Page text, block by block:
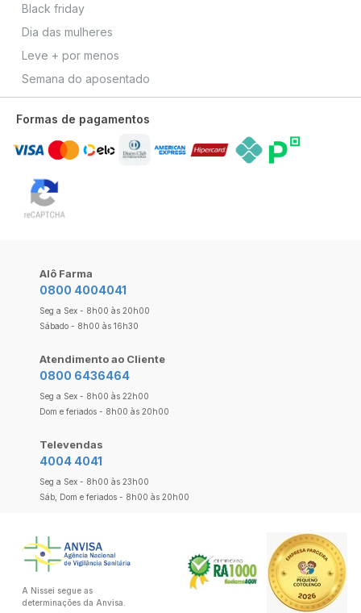
Black friday
Dia das mulheres
Leve + por menos
Semana do aposentado
Formas de pagamentos
Alô Farma
0800 4004041
Seg a Sex - 8h00 às 20h00
Sábado - 8h00 às 16h30
Atendimento ao Cliente
0800 6436464
Seg a Sex - 8h00 às 22h00
Dom e feriados - 8h00 às 20h00
Televendas
4004 4041
Seg a Sex - 8h00 às 23h00
Sáb, Dom e feriados - 8h00 às 20h00
A Nissei segue as
determinações da Anvisa.